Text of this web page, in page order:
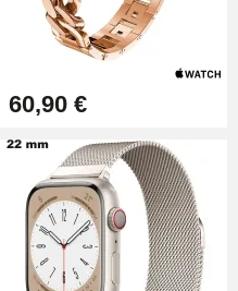
60,90 €